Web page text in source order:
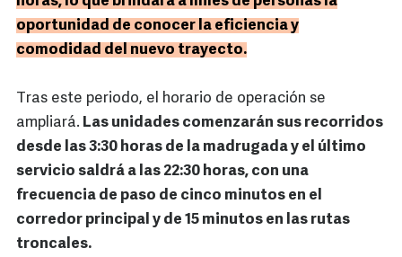
oportunidad de conocer la eficiencia y
comodidad del nuevo trayecto.
Tras este periodo, el horario de operación se
ampliará. Las unidades comenzarán sus recorridos
desde las 3:30 horas de la madrugada y el último
servicio saldrá a las 22:30 horas, con una
frecuencia de paso de cinco minutos en el
corredor principal y de 15 minutos en las rutas
troncales.